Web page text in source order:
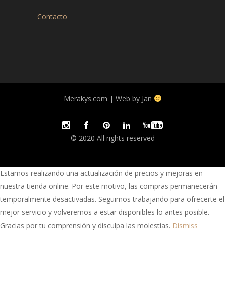
Contacto
Merakys.com | Web by Jan
© 2020 All rights reserved
Estamos realizando una actualización de precios y mejoras en
nuestra tienda online. Por este motivo, las compras permanecerán
temporalmente desactivadas. Seguimos trabajando para ofrecerte el
mejor servicio y volveremos a estar disponibles lo antes posible.
Gracias por tu comprensión y disculpa las molestias. Dismiss